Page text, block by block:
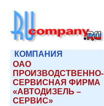
КОМПАНИЯ
ОАО
ПРОИЗВОДСТВЕННО-
СЕРВИСНАЯ ФИРМА
«АВТОДИЗЕЛЬ –
CЕРВИС»